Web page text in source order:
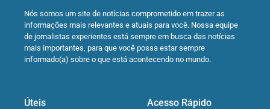
Nós somos um site de notícias comprometido em trazer as
informações mais relevantes e atuais para você. Nossa equipe
de jornalistas experientes está sempre em busca das notícias
mais importantes, para que você possa estar sempre
informado(a) sobre o que está acontecendo no mundo.
Úteis Acesso Rápido